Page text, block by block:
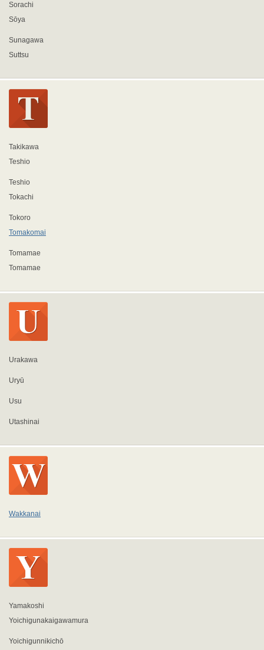
Sorachi
Sōya
Sunagawa
Suttsu
Takikawa
Teshio
Teshio
Tokachi
Tokoro
Tomakomai
Tomamae
Tomamae
Urakawa
Uryū
Usu
Utashinai
Wakkanai
Yamakoshi
Yoichigunakaigawamura
Yoichigunnikichō